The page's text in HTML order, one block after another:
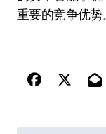
重要的竞争优势